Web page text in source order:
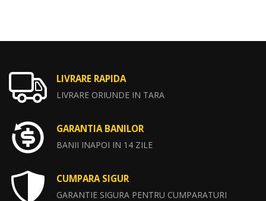
LIVRARE RAPIDA
LIVRARE ORIUNDE IN TARA
GARANTIA BANILOR
BANII INAPOI IN 14 ZILE
CUMPARA SIGUR
GARANTIE SIGURA PENTRU CUMPARATURI